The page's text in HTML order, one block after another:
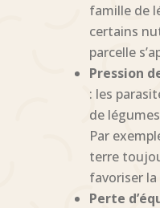
famille de
certains
parcelle
Pression
: les
de
Par
terre
favoriser
Perte